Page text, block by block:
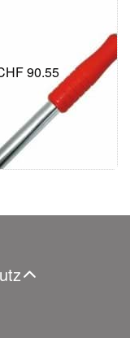
90.55
CHF 97.88